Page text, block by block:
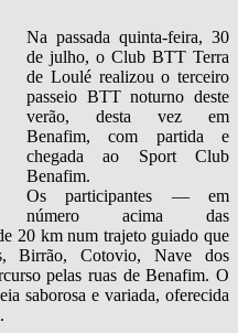
Na passada quinta‑feira, 30
de julho, o Club BTT Terra
de Loulé realizou o terceiro
passeio BTT noturno deste
verão, desta vez em
Benafim, com partida e
chegada ao Sport Club
Benafim.
Os participantes — em
número acima das
20 km num trajeto guiado que
Birrão, Cotovio, Nave dos
pelas ruas de Benafim. O
saborosa e variada, oferecida